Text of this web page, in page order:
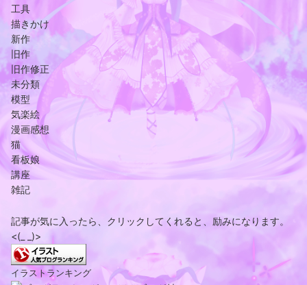
工具
描きかけ
新作
旧作
旧作修正
未分類
模型
気楽絵
漫画感想
猫
看板娘
講座
雑記
記事が気に入ったら、クリックしてくれると、励みになります。
<(_ _)>
イラストランキング